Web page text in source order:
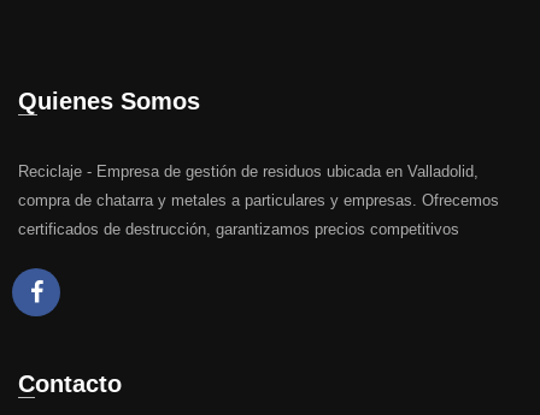
Quienes Somos
Reciclaje - Empresa de gestión de residuos ubicada en Valladolid,
compra de chatarra y metales a particulares y empresas. Ofrecemos
certificados de destrucción, garantizamos precios competitivos
Contacto